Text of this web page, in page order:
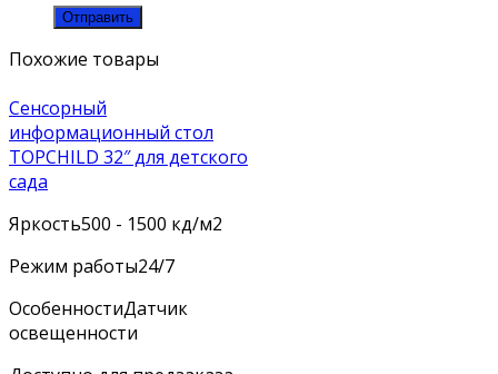
Похожие товары
Сенсорный
информационный стол
TOPCHILD 32″ для детского
сада
Яркость500 - 1500 кд/м2
Режим работы24/7
ОсобенностиДатчик
освещенности